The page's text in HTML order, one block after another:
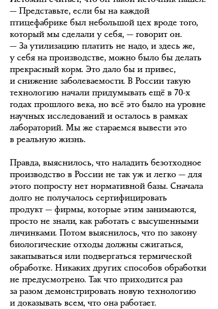
— Представьте, если бы на каждой
птицефабрике был небольшой цех вроде того,
который мы сделали у себя, — говорит он.
— За утилизацию платить не надо, и здесь же,
у себя на производстве, можно было бы делать
прекрасный корм. Это дало бы и привес,
и снижение заболеваемости. В России такую
технологию начали придумывать ещё в 70-х
годах прошлого века, но всё это было на уровне
научных исследований и осталось в рамках
лабораторий. Мы же стараемся вывести это
в реальную жизнь.
Правда, выяснилось, что наладить безотходное
производство в России не так уж и легко — для
этого попросту нет нормативной базы. Сначала
долго не получалось сертифицировать
продукт — фирмы, которые этим занимаются,
просто не знали, как работать с высушенными
личинками. Потом выяснилось, что по закону
биологические отходы должны сжигаться,
закапываться или подвергаться термической
обработке. Никаких других способов обработки
не предусмотрено. Так что приходится раз
за разом демонстрировать новую технологию
и доказывать всем, что она работает.